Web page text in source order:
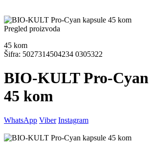
Pregled proizvoda
45 kom
Šifra: 5027314504234 0305322
BIO-KULT Pro-Cyan
45 kom
WhatsApp Viber Instagram